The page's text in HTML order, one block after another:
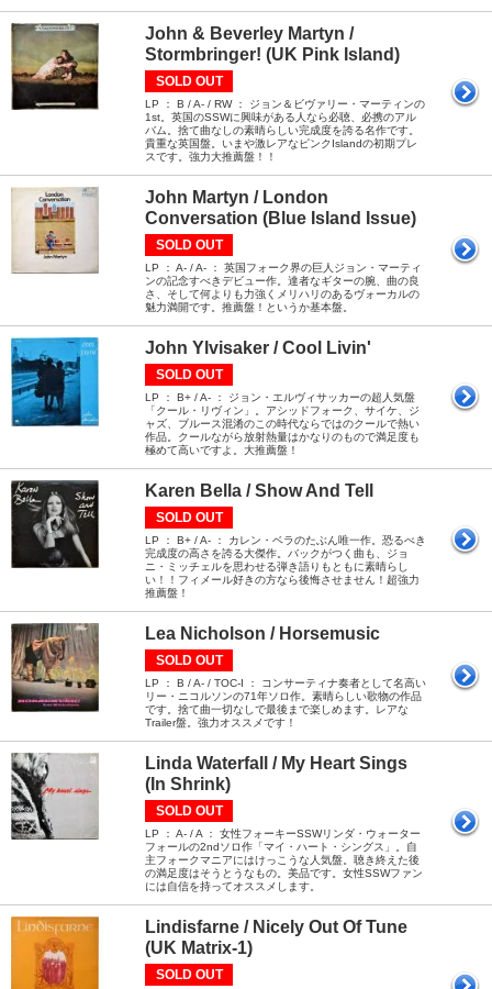
John & Beverley Martyn /
Stormbringer! (UK Pink Island)
SOLD OUT
LP ： B / A- / RW ： ジョン＆ビヴァリー・マーティンの
1st。英国のSSWに興味がある人なら必聴、必携のアル
バム。捨て曲なしの素晴らしい完成度を誇る名作です。
貴重な英国盤。いまや激レアなピンクIslandの初期プレ
スです。強力大推薦盤！！
John Martyn / London
Conversation (Blue Island Issue)
SOLD OUT
LP ： A- / A- ： 英国フォーク界の巨人ジョン・マーティ
ンの記念すべきデビュー作。達者なギターの腕、曲の良
さ、そして何よりも力強くメリハリのあるヴォーカルの
魅力満開です。推薦盤！というか基本盤。
John Ylvisaker / Cool Livin'
SOLD OUT
LP ： B+ / A- ： ジョン・エルヴィサッカーの超人気盤
「クール・リヴィン」。アシッドフォーク、サイケ、ジ
ャズ、ブルース混淆のこの時代ならではのクールで熱い
作品。クールながら放射熱量はかなりのもので満足度も
極めて高いですよ。大推薦盤！
Karen Bella / Show And Tell
SOLD OUT
LP ： B+ / A- ： カレン・ベラのたぶん唯一作。恐るべき
完成度の高さを誇る大傑作。バックがつく曲も、ジョ
ニ・ミッチェルを思わせる弾き語りもともに素晴らし
い！！フィメール好きの方なら後悔させません！超強力
推薦盤！
Lea Nicholson / Horsemusic
SOLD OUT
LP ： B / A- / TOC-I ： コンサーティナ奏者として名高い
リー・ニコルソンの71年ソロ作。素晴らしい歌物の作品
です。捨て曲一切なしで最後まで楽しめます。レアな
Trailer盤。強力オススメです！
Linda Waterfall / My Heart Sings
(In Shrink)
SOLD OUT
LP ： A- / A ： 女性フォーキーSSWリンダ・ウォーター
フォールの2ndソロ作「マイ・ハート・シングス」。自
主フォークマニアにはけっこうな人気盤。聴き終えた後
の満足度はそうとうなもの。美品です。女性SSWファン
には自信を持ってオススメします。
Lindisfarne / Nicely Out Of Tune
(UK Matrix-1)
SOLD OUT